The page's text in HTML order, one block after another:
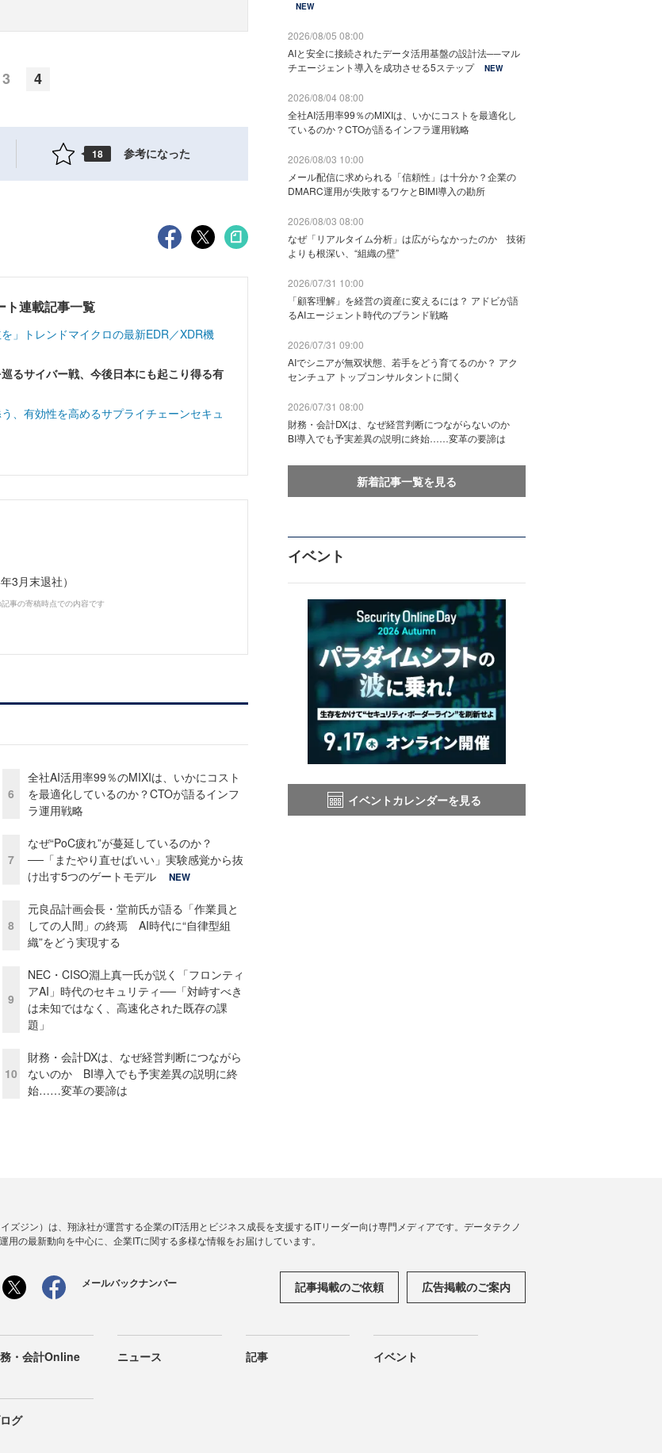
3 4
18 参考になった
連載記事一覧
」トレンドマイクロの最新EDR／XDR機
るサイバー戦、今後日本にも起こり得る有
、有効性を高めるサプライチェーンセキュ
3月末退社）
事の寄稿時点での内容です
6
全社AI活用率99％のMIXIは、いかにコスト
を最適化しているのか？CTOが語るインフ
ラ運用戦略
7
なぜ“PoC疲れ”が蔓延しているのか？
──「またやり直せばいい」実験感覚から抜
け出す5つのゲートモデル
NEW
8
元良品計画会長・堂前氏が語る「作業員と
しての人間」の終焉 AI時代に“自律型組
織”をどう実現する
9
NEC・CISO淵上真一氏が説く「フロンティ
アAI」時代のセキュリティ──「対峙すべき
は未知ではなく、高速化された既存の課
題」
10
財務・会計DXは、なぜ経営判断につながら
ないのか BI導入でも予実差異の説明に終
始……変革の要諦は
NEW
2026/08/05 08:00
AIと安全に接続されたデータ活用基盤の設計法──マル
チエージェント導入を成功させる5ステップ
NEW
2026/08/04 08:00
全社AI活用率99％のMIXIは、いかにコストを最適化し
ているのか？CTOが語るインフラ運用戦略
2026/08/03 10:00
メール配信に求められる「信頼性」は十分か？企業の
DMARC運用が失敗するワケとBIMI導入の勘所
2026/08/03 08:00
なぜ「リアルタイム分析」は広がらなかったのか 技術
よりも根深い、“組織の壁”
2026/07/31 10:00
「顧客理解」を経営の資産に変えるには？ アドビが語
るAIエージェント時代のブランド戦略
2026/07/31 09:00
AIでシニアが無双状態、若手をどう育てるのか？ アク
センチュア トップコンサルタントに聞く
2026/07/31 08:00
財務・会計DXは、なぜ経営判断につながらないのか
BI導入でも予実差異の説明に終始……変革の要諦は
新着記事一覧を見る
イベント
イベントカレンダーを見る
ズジン）は、翔泳社が運営する企業のIT活用とビジネス成長を支援するITリーダー向け専門メディアです。データテクノ
用の最新動向を中心に、企業ITに関する多様な情報をお届けしています。
メールバックナンバー 記事掲載のご依頼 広告掲載のご案内
・会計Online ニュース 記事 イベント
グ